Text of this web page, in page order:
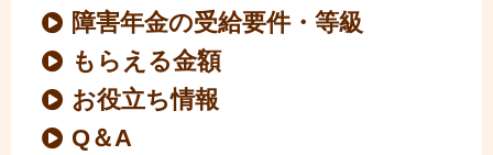
障害年金の受給要件・等級
もらえる金額
お役立ち情報
Q＆A